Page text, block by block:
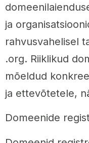
ja
rahvusvahelisel
.org. Riiklikud
mõeldud
ja ettevõtetele,
Domeenide